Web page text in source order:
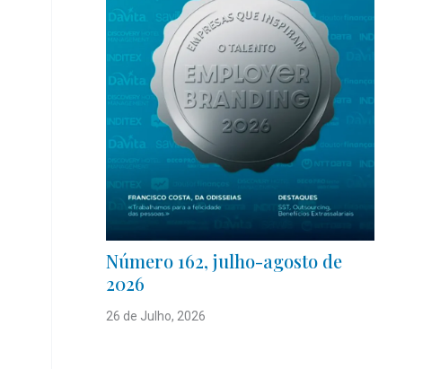
Número 162, julho-agosto de
2026
26 de Julho, 2026